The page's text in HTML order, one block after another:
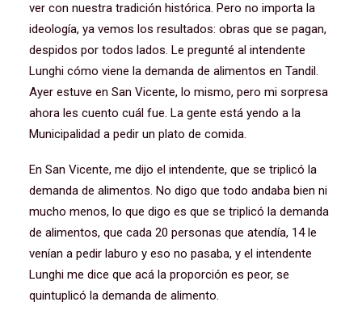
ver con nuestra tradición histórica. Pero no importa la
ideología, ya vemos los resultados: obras que se pagan,
despidos por todos lados. Le pregunté al intendente
Lunghi cómo viene la demanda de alimentos en Tandil.
Ayer estuve en San Vicente, lo mismo, pero mi sorpresa
ahora les cuento cuál fue. La gente está yendo a la
Municipalidad a pedir un plato de comida.
En San Vicente, me dijo el intendente, que se triplicó la
demanda de alimentos. No digo que todo andaba bien ni
mucho menos, lo que digo es que se triplicó la demanda
de alimentos, que cada 20 personas que atendía, 14 le
venían a pedir laburo y eso no pasaba, y el intendente
Lunghi me dice que acá la proporción es peor, se
quintuplicó la demanda de alimento.